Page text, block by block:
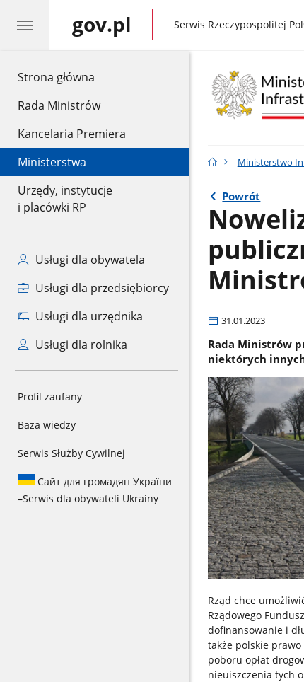
Strona główna
Rada Ministrów
Kancelaria Premiera
Ministerstwa
Urzędy, instytucje
i placówki RP
Usługi dla obywatela
Usługi dla przedsiębiorcy
Usługi dla urzędnika
Usługi dla rolnika
Profil zaufany
Baza wiedzy
Serwis Służby Cywilnej
Сайт для громадян України
–Serwis dla obywateli Ukrainy
gov.pl gov.pl
Serwis Rzeczypospolitej
Ministerstwo
Powrót
31.01.2023
Rada Ministrów
niektórych
Rząd chce
Rządowego
dofinansowanie i
także polskie
poboru opłat
nieuiszczenia tych